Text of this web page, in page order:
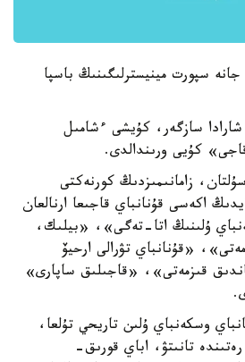
سپورت مينيسترلىگىنىڭ باسپا
سازگەر، كۇيشى ءشامىل
كۇيى ورىندالدى.
زامانىمىزدىڭ كورنەكتى
اكەسى قۇنانباي قاجىعا ارنالعان
ۇلىنىڭ اتا-تەگى»، «بيلىك،
«قۇنانباي تۋرالى ارحيۆ
قىزمەتى»، «قاجىلىق ساپارى»
وسكەنباي ۇلىن تاريحي تۇلعا،
تانىتۋ، اباي قورىق-